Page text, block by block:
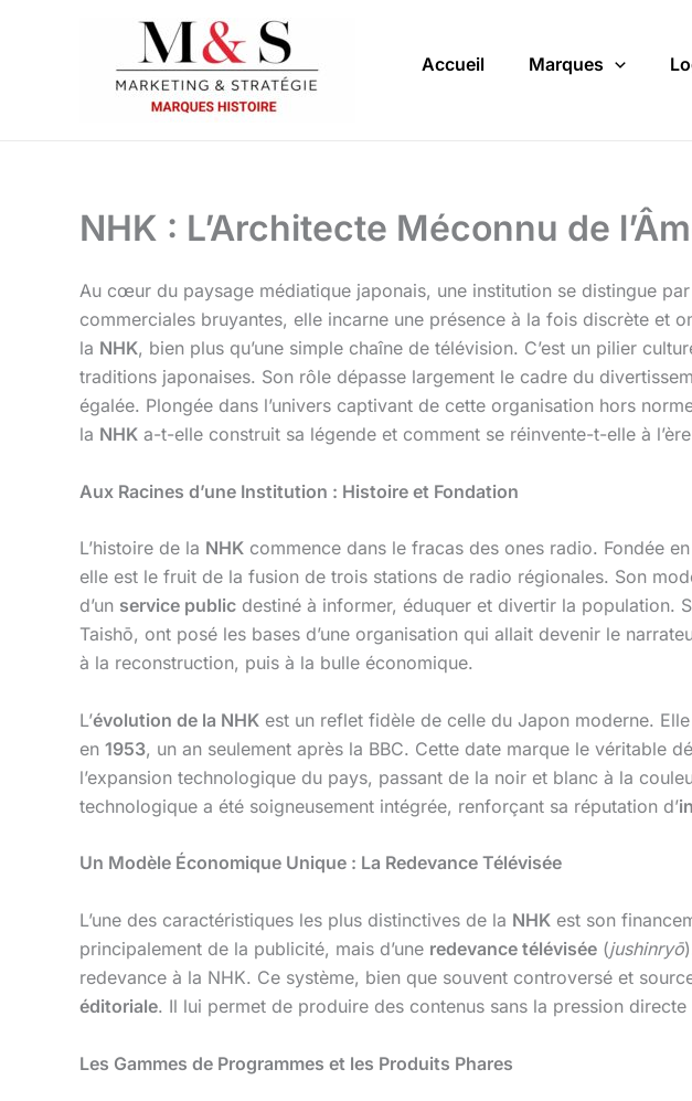
Accueil Marques
NHK : L’Architecte Méconnu de
Au cœur du paysage médiatique japonais, une institution se distingue
commerciales bruyantes, elle incarne une présence à la fois discrète et
la NHK, bien plus qu’une simple chaîne de télévision. C’est un pilier
traditions japonaises. Son rôle dépasse largement le cadre du
égalée. Plongée dans l’univers captivant de cette organisation hors
la NHK a-t-elle construit sa légende et comment se réinvente-t-elle à
Aux Racines d’une Institution : Histoire et Fondation
L’histoire de la NHK commence dans le fracas des ones radio. Fondée en
elle est le fruit de la fusion de trois stations de radio régionales. Son
d’un service public destiné à informer, éduquer et divertir la population.
Taishō, ont posé les bases d’une organisation qui allait devenir le
à la reconstruction, puis à la bulle économique.
L’évolution de la NHK est un reflet fidèle de celle du Japon moderne.
en 1953, un an seulement après la BBC. Cette date marque le véritable
l’expansion technologique du pays, passant de la noir et blanc à la
technologique a été soigneusement intégrée, renforçant sa réputation d’
Un Modèle Économique Unique : La Redevance Télévisée
L’une des caractéristiques les plus distinctives de la NHK est son
principalement de la publicité, mais d’une redevance télévisée (jushinryō
redevance à la NHK. Ce système, bien que souvent controversé et
éditoriale. Il lui permet de produire des contenus sans la pression
Les Gammes de Programmes et les Produits Phares